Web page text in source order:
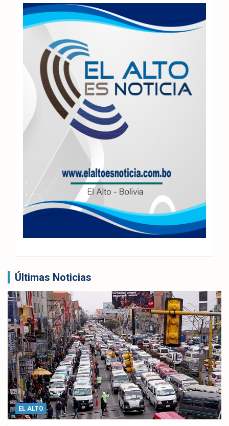
Últimas Noticias
EL ALTO